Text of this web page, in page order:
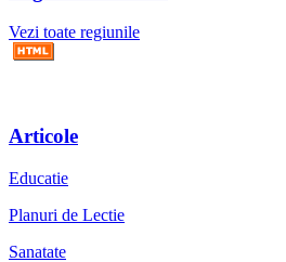
Vezi toate regiunile
Articole
Educatie
Planuri de Lectie
Sanatate